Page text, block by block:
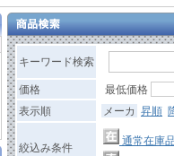
キーワード検索
価格 最低価格
表示順
メーカ 昇順
絞込み条件
通常在庫品